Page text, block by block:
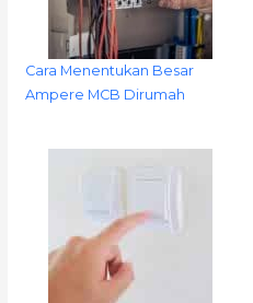
Cara Menentukan Besar
Ampere MCB Dirumah